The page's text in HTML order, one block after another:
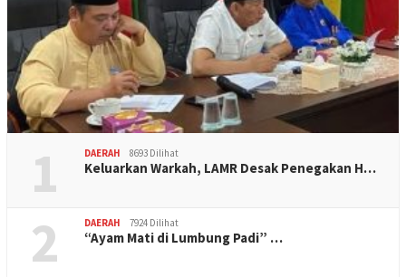
1 DAERAH 8693 Dilihat
Keluarkan Warkah, LAMR Desak Penegakan H…
2 DAERAH 7924 Dilihat
“Ayam Mati di Lumbung Padi” …